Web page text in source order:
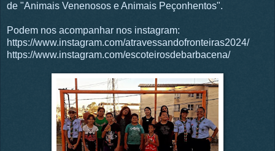
de "Animais Venenosos e Animais Peçonhentos".
Podem nos acompanhar nos instagram:
https://www.instagram.com/atravessandofronteiras2024/
https://www.instagram.com/escoteirosdebarbacena/